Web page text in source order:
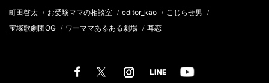
町田啓太 / お受験ママの相談室 / editor_kao / こじらせ男 /
宝塚歌劇団OG / ワーママあるある劇場 / 耳恋